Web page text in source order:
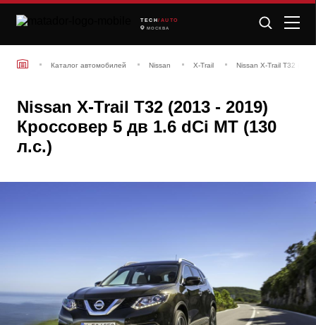
TECH /AUTO
МОСКВА
Каталог автомобилей Nissan X-Trail Nissan X-Trail T32
Nissan X-Trail T32 (2013 - 2019)
Кроссовер 5 дв 1.6 dCi MT (130
л.с.)